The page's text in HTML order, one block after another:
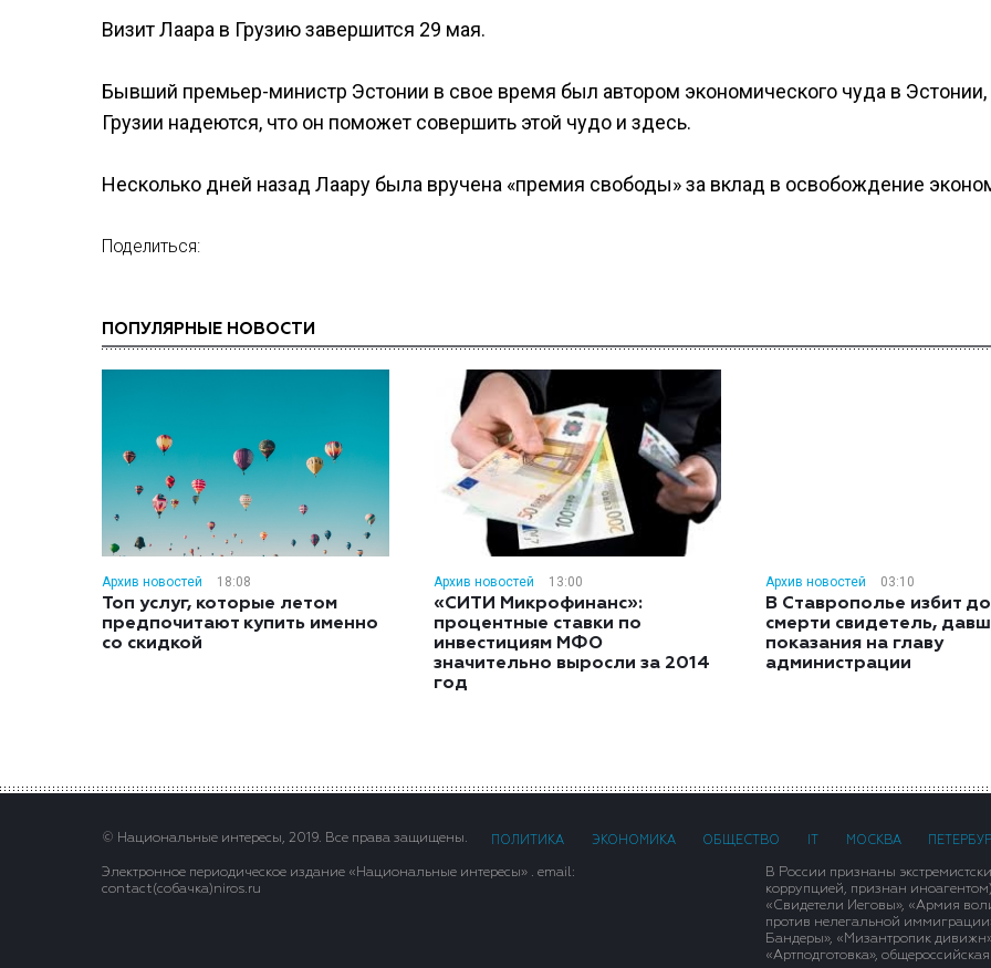
Визит Лаара в Грузию завершится 29 мая.
Бывший премьер-министр Эстонии в свое время был автором экономического чуда в Эстонии,
Грузии надеются, что он поможет совершить этой чудо и здесь.
Несколько дней назад Лаару была вручена «премия свободы» за вклад в освобождение
Поделиться:
ПОПУЛЯРНЫЕ НОВОСТИ
Архив новостей 18:08
Топ услуг, которые летом
предпочитают купить именно
со скидкой
Архив новостей 13:00
«СИТИ Микрофинанс»:
процентные ставки по
инвестициям МФО
значительно выросли за 2014
год
Архив новостей 03:10
В Ставрополье избит до
смерти свидетель,
показания на главу
администрации
© Национальные интересы, 2019. Все права защищены. ПОЛИТИКА ЭКОНОМИКА ОБЩЕСТВО МОСКВА
Электронное периодическое издание «Национальные интересы» . email:
contact(сoбaчка)niros.ru
В России признаны
коррупцией, признан
«Свидетели Иеговы», «Армия
против нелегальной
Бандеры», «Мизантропик
«Артподготовка»,